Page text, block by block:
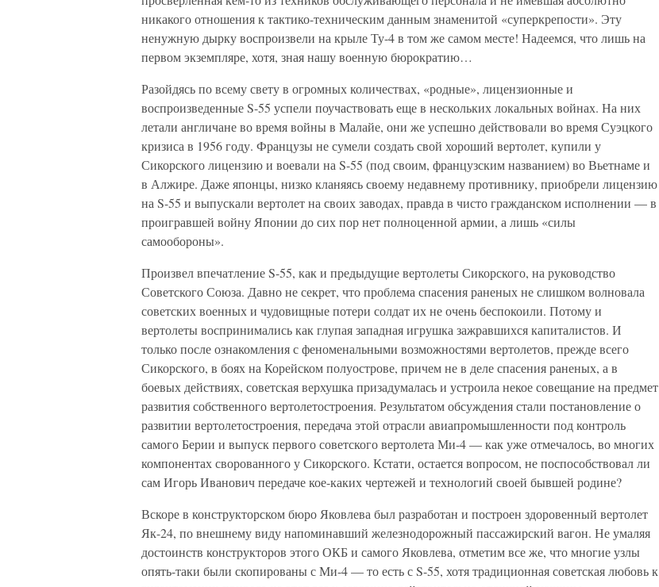
никакого отношения к тактико-техническим данным знаменитой «суперкрепости». Эту
ненужную дырку воспроизвели на крыле Ту-4 в том же самом месте! Надеемся, что лишь на
первом экземпляре, хотя, зная нашу военную бюрократию…
Разойдясь по всему свету в огромных количествах, «родные», лицензионные и
воспроизведенные S-55 успели поучаствовать еще в нескольких локальных войнах. На них
летали англичане во время войны в Малайе, они же успешно действовали во время Суэцкого
кризиса в 1956 году. Французы не сумели создать свой хороший вертолет, купили у
Сикорского лицензию и воевали на S-55 (под своим, французским названием) во Вьетнаме и
в Алжире. Даже японцы, низко кланяясь своему недавнему противнику, приобрели лицензию
на S-55 и выпускали вертолет на своих заводах, правда в чисто гражданском исполнении — в
проигравшей войну Японии до сих пор нет полноценной армии, а лишь «силы
самообороны».
Произвел впечатление S-55, как и предыдущие вертолеты Сикорского, на руководство
Советского Союза. Давно не секрет, что проблема спасения раненых не слишком волновала
советских военных и чудовищные потери солдат их не очень беспокоили. Потому и
вертолеты воспринимались как глупая западная игрушка зажравшихся капиталистов. И
только после ознакомления с феноменальными возможностями вертолетов, прежде всего
Сикорского, в боях на Корейском полуострове, причем не в деле спасения раненых, а в
боевых действиях, советская верхушка призадумалась и устроила некое совещание на предмет
развития собственного вертолетостроения. Результатом обсуждения стали постановление о
развитии вертолетостроения, передача этой отрасли авиапромышленности под контроль
самого Берии и выпуск первого советского вертолета Ми-4 — как уже отмечалось, во многих
компонентах сворованного у Сикорского. Кстати, остается вопросом, не поспособствовал ли
сам Игорь Иванович передаче кое-каких чертежей и технологий своей бывшей родине?
Вскоре в конструкторском бюро Яковлева был разработан и построен здоровенный вертолет
Як-24, по внешнему виду напоминавший железнодорожный пассажирский вагон. Не умаляя
достоинств конструкторов этого ОКБ и самого Яковлева, отметим все же, что многие узлы
опять-таки были скопированы с Ми-4 — то есть с S-55, хотя традиционная советская любовь к